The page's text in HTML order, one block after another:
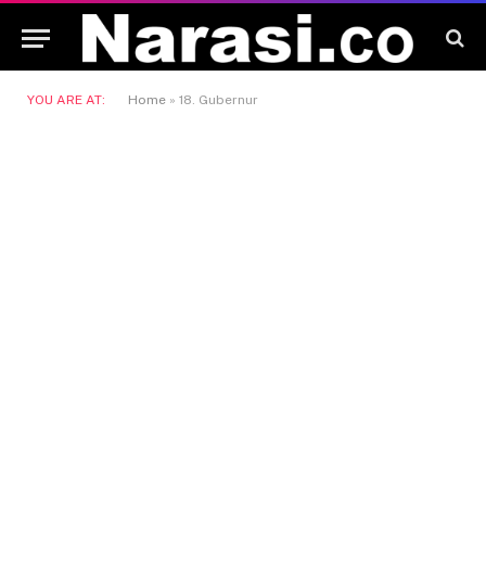
YOU ARE AT: Home » 18. Gubernur